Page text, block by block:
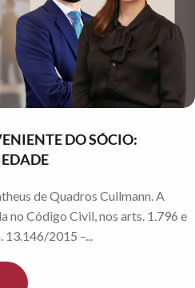
DO SÓCIO:
de Quadros Cullmann. A
no Código Civil, nos arts. 1.796 e
2015 –...